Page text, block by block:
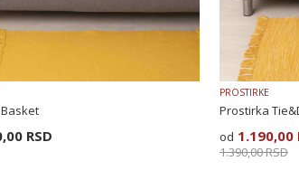
RSD
PROSTIRKE
Prostirka
1.190,00
1.390,00RSD